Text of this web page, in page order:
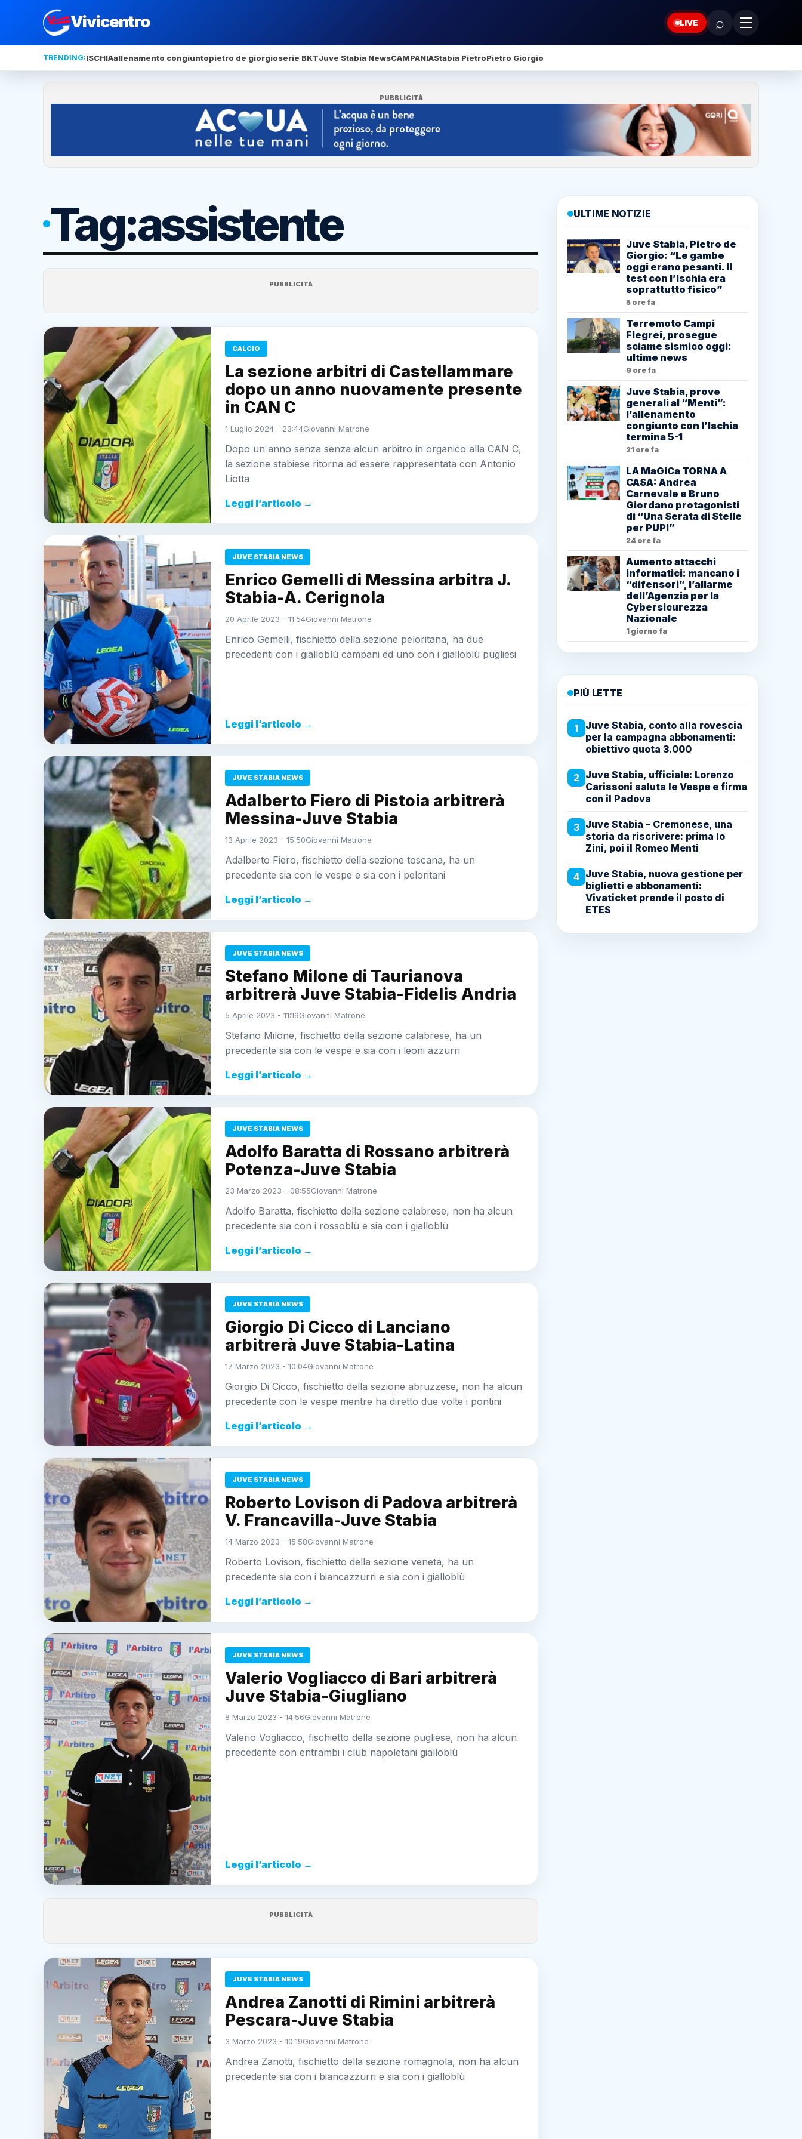
Vivicentro LIVE ⌕
TRENDING:ISCHIAallenamento congiuntopietro de giorgioserie BKTJuve Stabia NewsCAMPANIAStabia PietroPietro Giorgio
PUBBLICITÀ
Tag:assistente
PUBBLICITÀ
CALCIO
La sezione arbitri di Castellammare
dopo un anno nuovamente presente
in CAN C
1 Luglio 2024 - 23:44Giovanni Matrone
Dopo un anno senza senza alcun arbitro in organico alla CAN C,
la sezione stabiese ritorna ad essere rappresentata con Antonio
Liotta
Leggi l’articolo →
JUVE STABIA NEWS
Enrico Gemelli di Messina arbitra J.
Stabia-A. Cerignola
20 Aprile 2023 - 11:54Giovanni Matrone
Enrico Gemelli, fischietto della sezione peloritana, ha due
precedenti con i gialloblù campani ed uno con i gialloblù pugliesi
Leggi l’articolo →
JUVE STABIA NEWS
Adalberto Fiero di Pistoia arbitrerà
Messina-Juve Stabia
13 Aprile 2023 - 15:50Giovanni Matrone
Adalberto Fiero, fischietto della sezione toscana, ha un
precedente sia con le vespe e sia con i peloritani
Leggi l’articolo →
JUVE STABIA NEWS
Stefano Milone di Taurianova
arbitrerà Juve Stabia-Fidelis Andria
5 Aprile 2023 - 11:19Giovanni Matrone
Stefano Milone, fischietto della sezione calabrese, ha un
precedente sia con le vespe e sia con i leoni azzurri
Leggi l’articolo →
JUVE STABIA NEWS
Adolfo Baratta di Rossano arbitrerà
Potenza-Juve Stabia
23 Marzo 2023 - 08:55Giovanni Matrone
Adolfo Baratta, fischietto della sezione calabrese, non ha alcun
precedente sia con i rossoblù e sia con i gialloblù
Leggi l’articolo →
JUVE STABIA NEWS
Giorgio Di Cicco di Lanciano
arbitrerà Juve Stabia-Latina
17 Marzo 2023 - 10:04Giovanni Matrone
Giorgio Di Cicco, fischietto della sezione abruzzese, non ha alcun
precedente con le vespe mentre ha diretto due volte i pontini
Leggi l’articolo →
JUVE STABIA NEWS
Roberto Lovison di Padova arbitrerà
V. Francavilla-Juve Stabia
14 Marzo 2023 - 15:58Giovanni Matrone
Roberto Lovison, fischietto della sezione veneta, ha un
precedente sia con i biancazzurri e sia con i gialloblù
Leggi l’articolo →
JUVE STABIA NEWS
Valerio Vogliacco di Bari arbitrerà
Juve Stabia-Giugliano
8 Marzo 2023 - 14:56Giovanni Matrone
Valerio Vogliacco, fischietto della sezione pugliese, non ha alcun
precedente con entrambi i club napoletani gialloblù
Leggi l’articolo →
PUBBLICITÀ
JUVE STABIA NEWS
Andrea Zanotti di Rimini arbitrerà
Pescara-Juve Stabia
3 Marzo 2023 - 10:19Giovanni Matrone
Andrea Zanotti, fischietto della sezione romagnola, non ha alcun
precedente sia con i biancazzurri e sia con i gialloblù
ULTIME NOTIZIE
Juve Stabia, Pietro de
Giorgio: “Le gambe
oggi erano pesanti. Il
test con l’Ischia era
soprattutto fisico”
5 ore fa
Terremoto Campi
Flegrei, prosegue
sciame sismico oggi:
ultime news
9 ore fa
Juve Stabia, prove
generali al “Menti”:
l’allenamento
congiunto con l’Ischia
termina 5-1
21 ore fa
LA MaGiCa TORNA A
CASA: Andrea
Carnevale e Bruno
Giordano protagonisti
di “Una Serata di Stelle
per PUPI”
24 ore fa
Aumento attacchi
informatici: mancano i
“difensori”, l’allarme
dell’Agenzia per la
Cybersicurezza
Nazionale
1 giorno fa
PIÙ LETTE
1
Juve Stabia, conto alla rovescia
per la campagna abbonamenti:
obiettivo quota 3.000
2 Juve Stabia, ufficiale: Lorenzo
Carissoni saluta le Vespe e firma
con il Padova
3 Juve Stabia – Cremonese, una
storia da riscrivere: prima lo
Zini, poi il Romeo Menti
4 Juve Stabia, nuova gestione per
biglietti e abbonamenti:
Vivaticket prende il posto di
ETES